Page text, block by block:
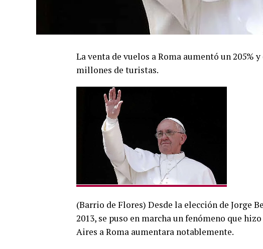
La venta de vuelos a Roma aumentó un 205%
millones de turistas.
(Barrio de Flores) Desde la elección de Jorge
2013, se puso en marcha un fenómeno que
Aires a Roma aumentara notablemente.